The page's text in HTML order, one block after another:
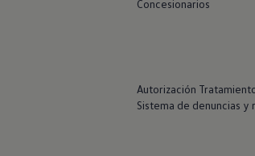
Concesionarios
Autorización
Sistema de denuncias y